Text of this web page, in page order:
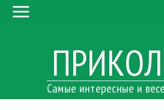
Самые интересные и